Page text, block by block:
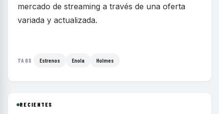
mercado de streaming a través de una oferta
variada y actualizada.
TAGS Estrenos Enola Holmes
RECIENTES